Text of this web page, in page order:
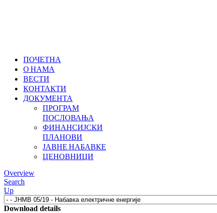
ПОЧЕТНА
О НАМА
ВЕСТИ
КОНТАКТИ
ДОКУМЕНТА
ПРОГРАМ
ПОСЛОВАЊА
ФИНАНСИЈСКИ
ПЛАНОВИ
ЈАВНЕ НАБАВКЕ
ЦЕНОВНИЦИ
Overview
Search
Up
Download details